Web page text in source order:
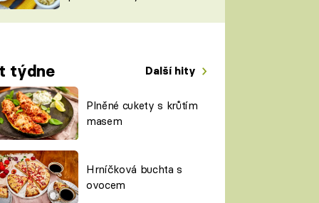
týdne Další hity
Plněné cukety s krůtím
masem
Hrníčková buchta s
ovocem